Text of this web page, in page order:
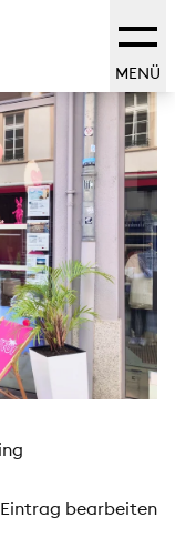
MENÜ
Eintrag bearbeiten